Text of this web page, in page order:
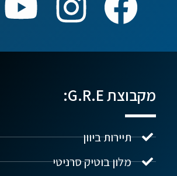
מקבוצת G.R.E:
תיירות ביוון
מלון בוטיק סרניטי